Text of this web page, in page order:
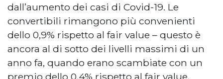
dall’aumento dei casi di Covid-19. Le
convertibili rimangono più convenienti
dello 0,9% rispetto al fair value – questo è
ancora al di sotto dei livelli massimi di un
anno fa, quando erano scambiate con un
premio dello 0,4% rispetto al fair value.